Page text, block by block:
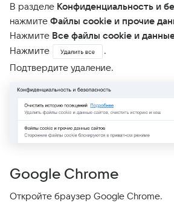
В разделе Конфиденциальность и
нажмите Файлы cookie и прочие
Нажмите Все файлы cookie и
Нажмите
.
Подтвердите удаление.
Google Chrome
Откройте браузер Google Chrome.